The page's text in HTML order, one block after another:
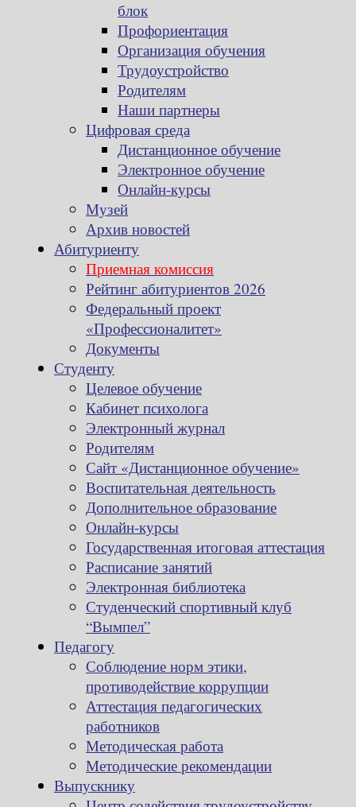
блок
Профориентация
Организация обучения
Трудоустройство
Родителям
Наши партнеры
Цифровая среда
Дистанционное обучение
Электронное обучение
Онлайн-курсы
Музей
Архив новостей
Абитуриенту
Приемная комиссия
Рейтинг абитуриентов 2026
Федеральный проект
«Профессионалитет»
Документы
Студенту
Целевое обучение
Кабинет психолога
Электронный журнал
Родителям
Сайт «Дистанционное обучение»
Воспитательная деятельность
Дополнительное образование
Онлайн-курсы
Государственная итоговая аттестация
Расписание занятий
Электронная библиотека
Студенческий спортивный клуб
“Вымпел”
Педагогу
Соблюдение норм этики,
противодействие коррупции
Аттестация педагогических
работников
Методическая работа
Методические рекомендации
Выпускнику